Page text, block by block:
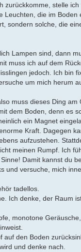
zurückkomme, stelle
Leuchten, die im
sondern solche, die
Lampen sind, dann
muss ich auf dem
jedoch. Ich bin
um mich herum
muss dieses Ding
dem Boden, denn es
ein Magnet
Kraft. Dagegen
aufzustehen.
meinen Rumpf. Ich
Damit kannst du
und versuche, mich
tadellos.
Ich denke, der Raum
monotone
auf den Boden
und denke nach.